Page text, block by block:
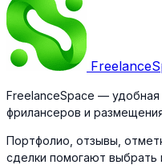
Freelance
FreelanceSpace —
фрилансеров и
Портфолио, отзывы,
сделки помогают выбрать